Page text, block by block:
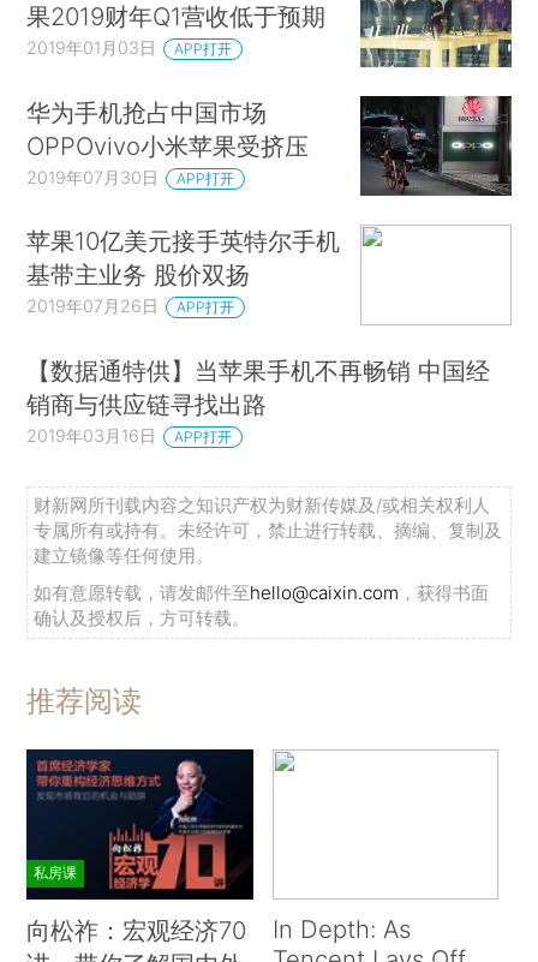
果2019财年Q1营收低于预期
2019年01月03日 APP打开
华为手机抢占中国市场
OPPOvivo小米苹果受挤压
2019年07月30日 APP打开
苹果10亿美元接手英特尔手机
基带主业务 股价双扬
2019年07月26日 APP打开
【数据通特供】当苹果手机不再畅销 中国经
销商与供应链寻找出路
2019年03月16日 APP打开
财新网所刊载内容之知识产权为财新传媒及/或相关权利人
专属所有或持有。未经许可，禁止进行转载、摘编、复制及
建立镜像等任何使用。
如有意愿转载，请发邮件至hello@caixin.com ，获得书面
确认及授权后，方可转载。
推荐阅读
私房课
向松祚：宏观经济70
In Depth: As